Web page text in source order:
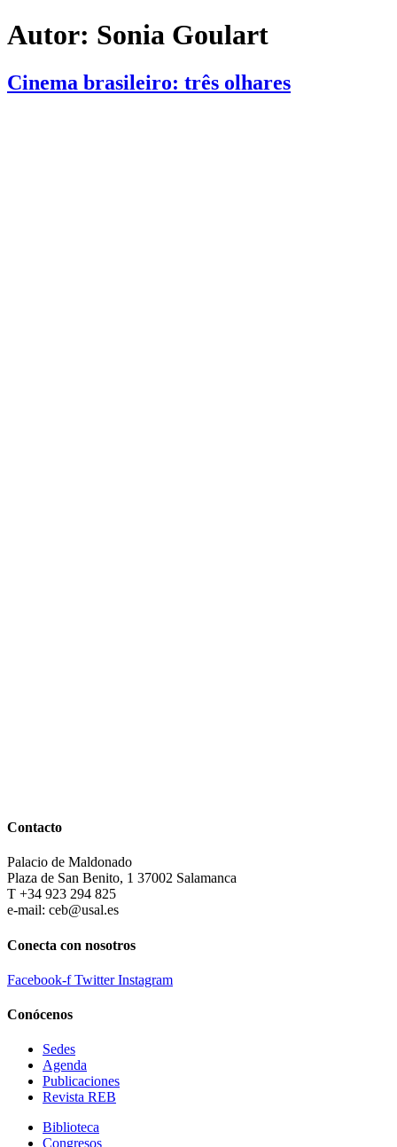
Autor: Sonia Goulart
Cinema brasileiro: três olhares
Contacto
Palacio de Maldonado
Plaza de San Benito, 1 37002 Salamanca
T +34 923 294 825
e-mail: ceb@usal.es
Conecta con nosotros
Facebook-f Twitter Instagram
Conócenos
Sedes
Agenda
Publicaciones
Revista REB
Biblioteca
Congresos